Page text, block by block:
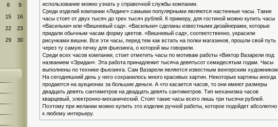
8
9
15
16
22
23
29
30
использование можно узнать у справочной службы компании.
Среди изделий компании «Лидинг» самыми популярными являются настенные часы. Такие
часы стоят от двух тысяч до трех тысяч рублей. К примеру, для гостиной можно купить часы
«Васильки» или «Вишневый сад». «Васильки» сделаны известными дизайнерами, которые
придали обычным часам форму цветов. «Вишневый сад», соответственно, украсили
рисунками вишни. Все эти часы, перед тем как встать на полки магазинов, прошли свой путь
через ту самую печку для фьюзинга, о которой мы говорили.
Среди всех часов компании, стоит отметить часы по мотивам работы «Виктор Вазарели под
названием «Эридан». Эта работа принадлежит тысяча девятьсот семидесятым годам. Часы
выполнены по технике фьюзинга. Сам Вазарели является известным венгерским художником.
На сегодняшний день у него сохранилось много красивых картин. Некоторые картины иногда
продаются на аукционах за большие деньги. А что касается часов, то они имеют размеры
двадцать девять сантиметров на двадцать девять сантиметров. Тип механизма часов
кварцевый, электронно-механический. Стоят такие часы всего лишь три тысячи рублей.
Поэтому при желании можно купить это изделие ручной работы, которое подойдет абсолютно
к любому интерьеру.